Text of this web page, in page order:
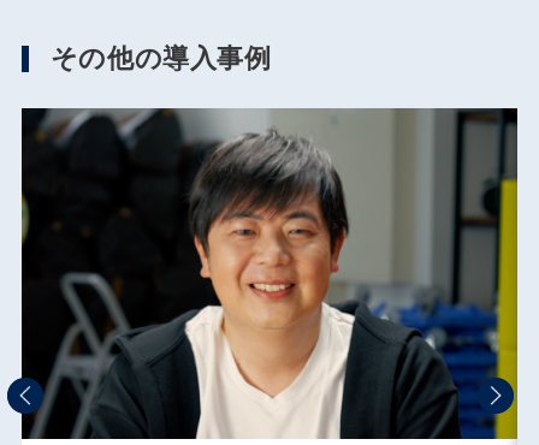
その他の導入事例